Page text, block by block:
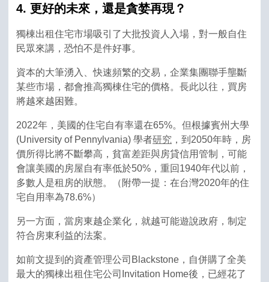
4. 更好的未來，還是貪婪再現？
獨棟出租住宅市場吸引了大批投資人入場，對一般自住
民眾來講，恐怕不是件好事。
資本的大筆湧入、快速頻繁的交易，企業集團聯手壟斷
某些市場，都會推高獨棟住宅的價格。長此以往，買房
將越來越困難。
2022年，美國的住宅自有率還在65%。但根據賓州大學
(University of Pennylvania) 學者研究 ，到2050年時，房
價所得比將不斷攀高，貧富差距與房貸信用管制，可能
會讓美國的房屋自有率低於50%，重回1940年代以前，
多數人是租房的狀態。（附帶一提：在台灣2020年的住
宅自用率為78.6%）
另一方面，當房東越企業化，就越可能遊說政府，制定
符合房東利益的法案。
如前文提到的資產管理公司Blackstone，自併購了全美
最大的獨棟出租住宅公司Invitation Home後，已經花了